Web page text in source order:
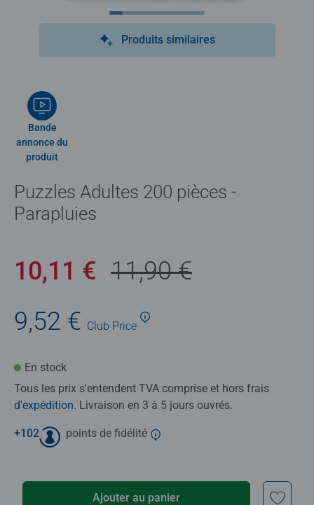
Produits similaires
Bande
annonce du
produit
Puzzles Adultes 200 pièces -
Parapluies
10,11 € 11,90 €
9,52 € Club Price
En stock
Tous les prix s'entendent TVA comprise et hors frais
d'expédition. Livraison en 3 à 5 jours ouvrés.
+102 points de fidélité
Ajouter au panier